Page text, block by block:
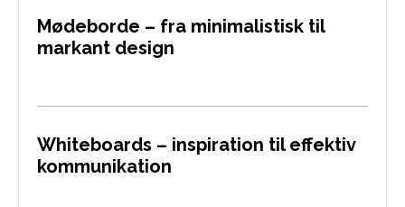
Mødeborde – fra minimalistisk til
markant design
Whiteboards – inspiration til effektiv
kommunikation